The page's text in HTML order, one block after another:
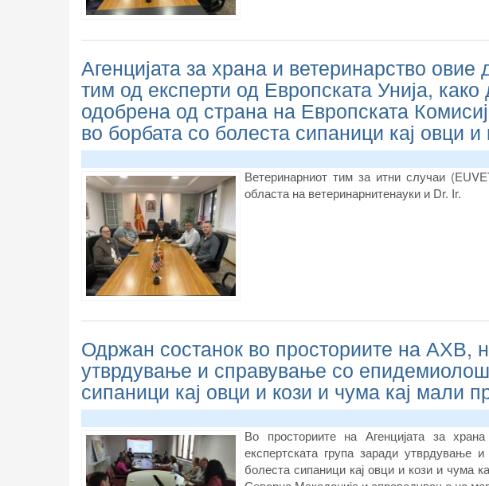
Агенцијата за храна и ветеринарство
тим од експерти од Европската Унија,
одобрена од страна на Европската
во борбата со болеста сипаници кај овци и
Ветеринарниот тим за итни случаи
областа на ветеринарнитенауки и Dr. Ir.
Одржан состанок во просториите на АХВ,
утврдување и справување со
сипаници кај овци и кози и чума кај мали
Во просториите на Агенцијата за
експертската група заради утврдување
болеста сипаници кај овци и кози и чума